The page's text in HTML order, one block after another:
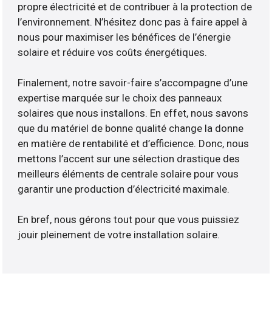
propre électricité et de contribuer à la protection de
l’environnement. N’hésitez donc pas à faire appel à
nous pour maximiser les bénéfices de l’énergie
solaire et réduire vos coûts énergétiques.
Finalement, notre savoir-faire s’accompagne d’une
expertise marquée sur le choix des panneaux
solaires que nous installons. En effet, nous savons
que du matériel de bonne qualité change la donne
en matière de rentabilité et d’efficience. Donc, nous
mettons l’accent sur une sélection drastique des
meilleurs éléments de centrale solaire pour vous
garantir une production d’électricité maximale.
En bref, nous gérons tout pour que vous puissiez
jouir pleinement de votre installation solaire.